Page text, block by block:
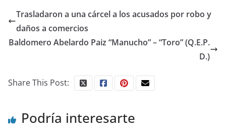
Trasladaron a una cárcel a los acusados por robo y
daños a comercios
Baldomero Abelardo Paiz “Manucho” – “Toro” (Q.E.P.
D.)
Share This Post:
Podría interesarte